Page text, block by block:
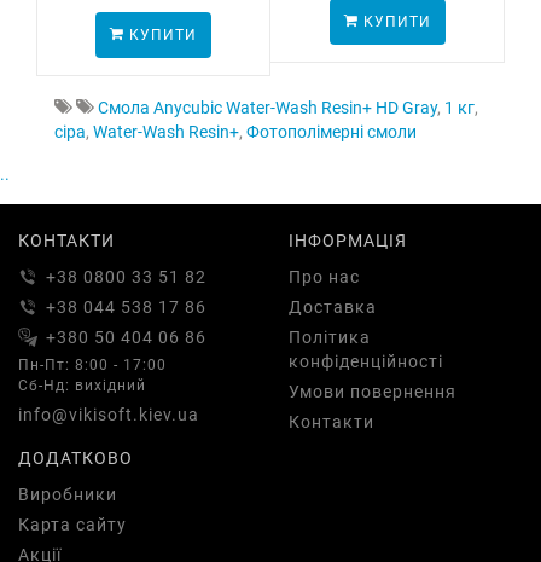
КУПИТИ
КУПИТИ
Смола Anycubic Water-Wash Resin+ HD Gray, 1 кг,
сіра, Water-Wash Resin+, Фотополімерні смоли
..
КОНТАКТИ
+38 0800 33 51 82
+38 044 538 17 86
+380 50 404 06 86
Пн-Пт: 8:00 - 17:00
Сб-Нд: вихідний
info@vikisoft.kiev.ua
ІНФОРМАЦІЯ
Про нас
Доставка
Політика
конфіденційності
Умови повернення
Контакти
ДОДАТКОВО
Виробники
Карта сайту
Акції